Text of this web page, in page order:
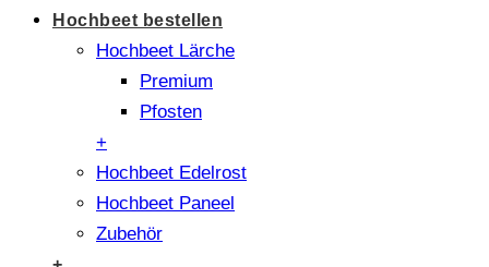
Hochbeet bestellen
Hochbeet Lärche
Premium
Pfosten
+
Hochbeet Edelrost
Hochbeet Paneel
Zubehör